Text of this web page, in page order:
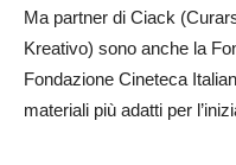
Ma partner di Ciack
Kreativo) sono anche la
Fondazione Cineteca
materiali più adatti per